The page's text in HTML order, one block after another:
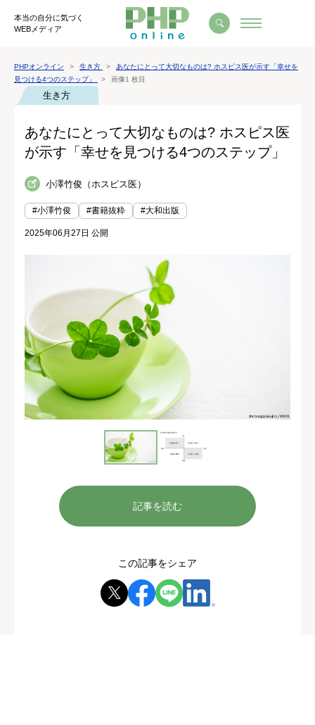
本当の自分に気づく
WEBメディア
PHPオンライン 生き方
あなたにとって大切なものは? ホスピス医が示す「幸せを
見つける4つのステップ」
画像1 枚目
生き方
あなたにとって大切なものは? ホスピス医
が示す「幸せを見つける4つのステップ」
小澤竹俊（ホスピス医）
#小澤竹俊 #書籍抜粋 #大和出版
2025年06月27日 公開
記事を読む
この記事をシェア